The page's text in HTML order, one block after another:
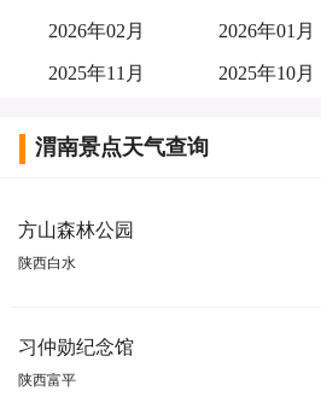
2026年02月 2026年01月
2025年11月 2025年10月
渭南景点天气查询
方山森林公园
陕西白水
习仲勋纪念馆
陕西富平